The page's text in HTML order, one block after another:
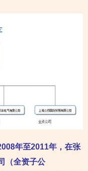
年至2011年，在张
（全资子公